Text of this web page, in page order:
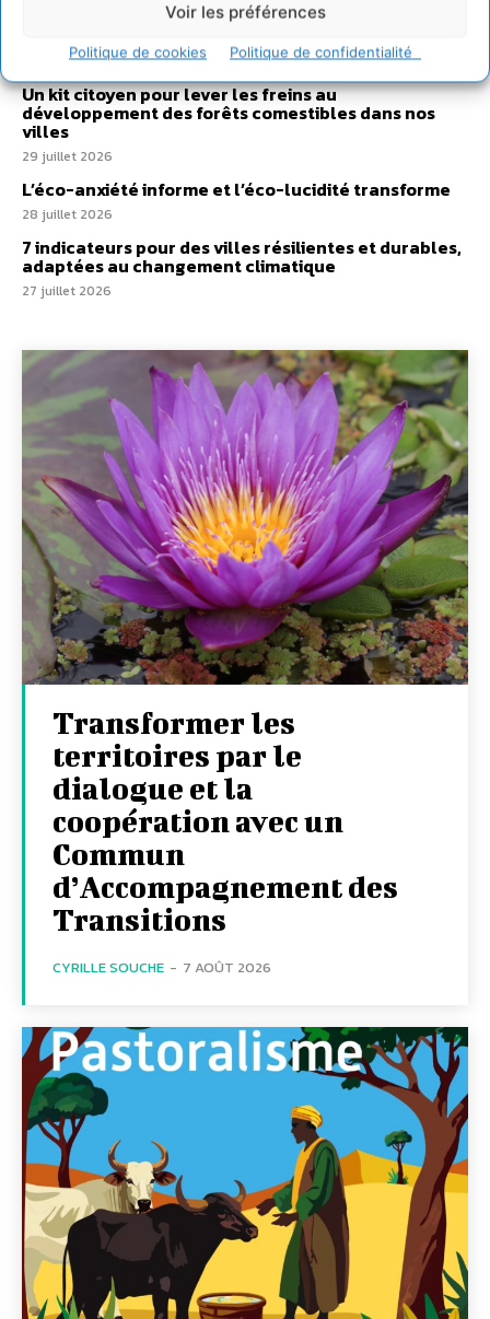
Voir les préférences
Politique de cookies Politique de confidentialité
Développer notre attention aux espèces vivantes
30 juillet 2026
Un kit citoyen pour lever les freins au
développement des forêts comestibles dans nos
villes
29 juillet 2026
L’éco-anxiété informe et l’éco-lucidité transforme
28 juillet 2026
7 indicateurs pour des villes résilientes et durables,
adaptées au changement climatique
27 juillet 2026
Transformer les
territoires par le
dialogue et la
coopération avec un
Commun
d’Accompagnement des
Transitions
CYRILLE SOUCHE - 7 AOÛT 2026